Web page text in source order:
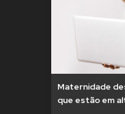
Maternidade
que estão em